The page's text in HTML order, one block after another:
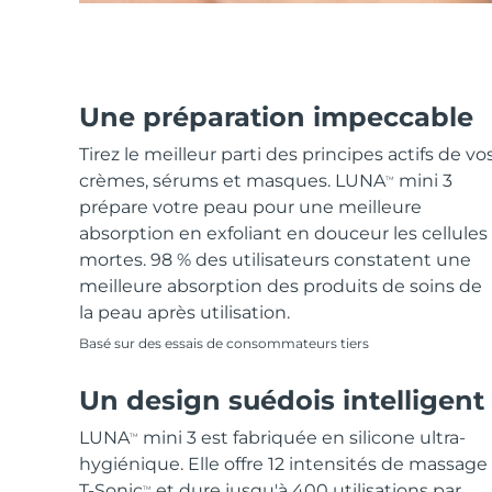
Une préparation impeccable
Tirez le meilleur parti des principes actifs de
crèmes, sérums et masques. LUNATM
mini 3
prépare votre peau pour une meilleure
absorption en exfoliant en douceur les cellules
mortes. 98 % des utilisateurs constatent une
meilleure absorption des produits de soins de
la peau après utilisation.
Basé sur des essais de consommateurs tiers
Un design suédois intelligent
LUNATM
mini 3 est fabriquée en silicone ultra-
hygiénique. Elle offre 12 intensités de massage
TM